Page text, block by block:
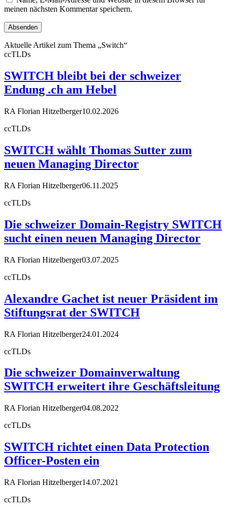
meinen nächsten Kommentar speichern.
Aktuelle Artikel zum Thema „Switch“
ccTLDs
SWITCH bleibt bei der schweizer
Endung .ch am Hebel
RA Florian Hitzelberger10.02.2026
ccTLDs
SWITCH wählt Thomas Sutter zum
neuen Managing Director
RA Florian Hitzelberger06.11.2025
ccTLDs
Die schweizer Domain-Registry SWITCH
sucht einen neuen Managing Director
RA Florian Hitzelberger03.07.2025
ccTLDs
Alexandre Gachet ist neuer Präsident im
Stiftungsrat der SWITCH
RA Florian Hitzelberger24.01.2024
ccTLDs
Die schweizer Domainverwaltung
SWITCH erweitert ihre Geschäftsleitung
RA Florian Hitzelberger04.08.2022
ccTLDs
SWITCH richtet einen Data Protection
Officer-Posten ein
RA Florian Hitzelberger14.07.2021
ccTLDs